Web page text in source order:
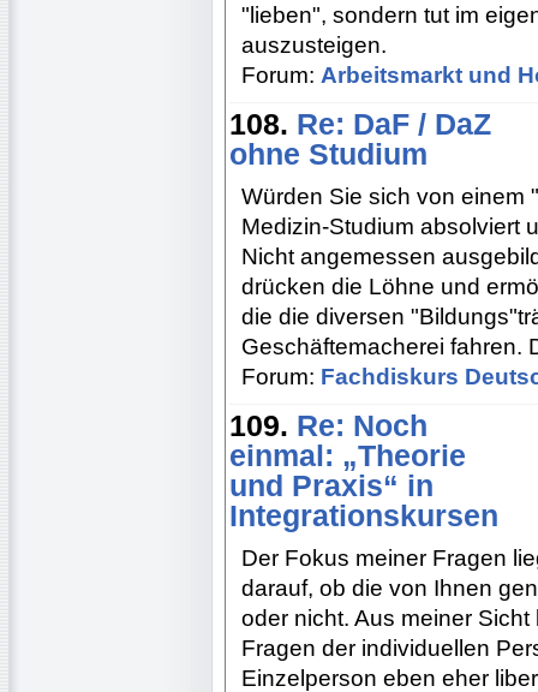
"lieben", sondern tut im
auszusteigen.
Forum: Arbeitsmarkt und
108. Re: DaF / DaZ
ohne Studium
Würden Sie sich von einem
Medizin-Studium absolviert
Nicht angemessen
drücken die Löhne und
die die diversen
Geschäftemacherei fahren.
Forum: Fachdiskurs
109. Re: Noch
einmal: „Theorie
und Praxis“ in
Integrationskursen
Der Fokus meiner Fragen
darauf, ob die von Ihnen
oder nicht. Aus meiner
Fragen der individuellen
Einzelperson eben eher